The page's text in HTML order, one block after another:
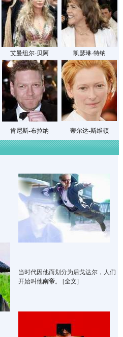
艾曼纽尔-贝阿 凯瑟琳-特纳
肯尼斯-布拉纳 蒂尔达-斯维顿
当时代因他而划分为后戈达尔，人们
开始叫他南帝。 [全文]